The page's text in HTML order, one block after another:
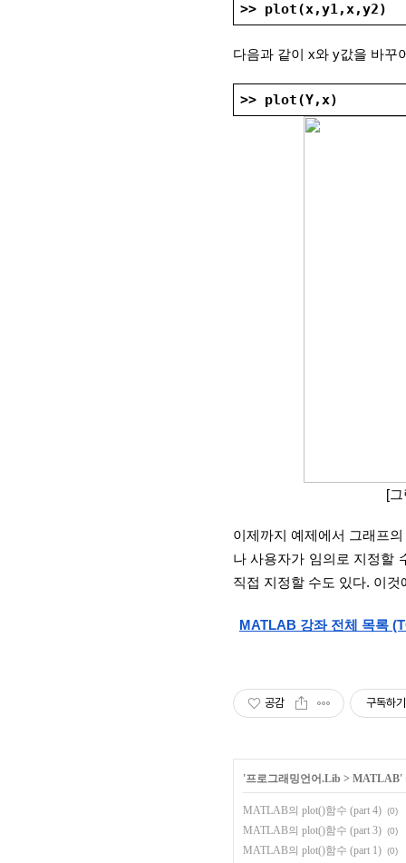
>> plot(x,y1,x,y2)
다음과 같이 x와 y값을 바꾸
>> plot(Y,x)
[
이제까지 예제에서 그래프
나 사용자가 임의로 지정할
직접 지정할 수도 있다. 이
MATLAB 강좌 전체 목록
공감 구독하기
'프로그래밍언어.Lib > MATLAB'
MATLAB의 plot()함수 (part 4) (0)
MATLAB의 plot()함수 (part 3) (0)
MATLAB의 plot()함수 (part 1) (0)